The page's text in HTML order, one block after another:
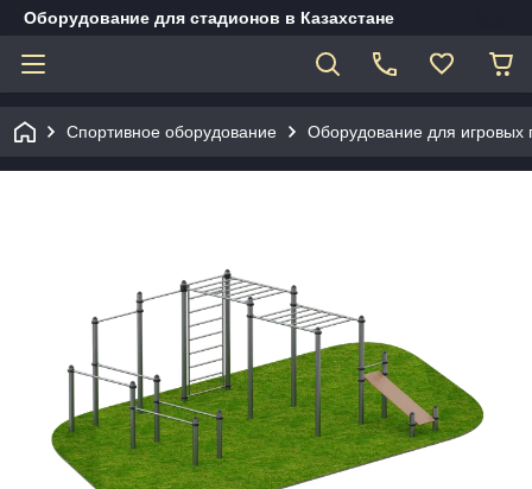
Оборудование для стадионов в Казахстане
Спортивное оборудование Оборудование для игровых